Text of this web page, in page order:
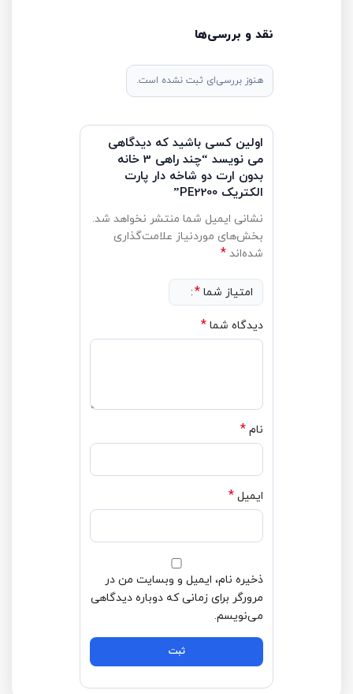
نقد و بررسی‌ها
هنوز بررسی‌ای ثبت نشده است.
اولین کسی باشید که دیدگاهی
می نویسد “چند راهی 3 خانه
بدون ارت دو شاخه دار پارت
الکتریک PE2200”
نشانی ایمیل شما منتشر نخواهد شد.
بخش‌های موردنیاز علامت‌گذاری
شده‌اند *
امتیاز شما *
دیدگاه شما *
نام *
ایمیل *
ذخیره نام، ایمیل و وبسایت من در
مرورگر برای زمانی که دوباره دیدگاهی
می‌نویسم.